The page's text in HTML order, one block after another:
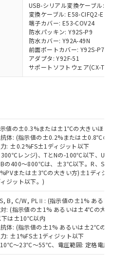
USB-シリアル変換ケーブル:
変換ケーブル: E58-CIFQ2-E
端子カバー: E53-COV24
防水パッキン: Y92S-P9
防水カバー: Y92A-49N
前面ポートカバー: Y92S-P7
アダプタ: Y92F-51
サポートソフトウェア(CX-
値の±0.3%または±1℃の大きいほう
抗体: (指示値の±0.2%または±0.8℃の
力: ±0.2%FS±1ディジット以下
レンジ)、TとNの-100℃以下、U
Bの400～800℃は、±3℃以下。R、S
または±3℃の大きい方)±1ディジ
ジット以下。)
B, C/W, PLⅡ: (指示値の±1% ある
対: (指示値の±1% あるいは±4℃の大き
下は±10℃以内
抗体: (指示値の±1% あるいは±2℃の大
力: ±1%FS±1ディジット以下
10℃～23℃～55℃、電圧範囲: 定格電圧
いただくには、I-Web
登録されている必要が
ブサイト上で当社にご
リストについて、当社
同利用者が、当社の製
関するお客様との取
範囲で利用すること
載されている法人を
ウンロード
ダウンロードするこ
タル酸エステル類４
完了までの期間は出
在することから備考
おりました。
の在庫切替を完了
段のことがない限
り割愛しておりま
します。
当社販売部門へお問
ません。
していない機種